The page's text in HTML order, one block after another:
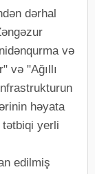
dərhal
və
və "Ağıllı
həyata
tətbiqi yerli
edilmiş